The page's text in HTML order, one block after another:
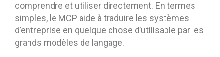
comprendre et utiliser directement. En termes
simples, le MCP aide à traduire les systèmes
d’entreprise en quelque chose d’utilisable par les
grands modèles de langage.